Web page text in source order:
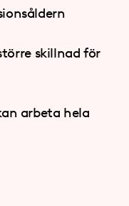
skillnad för
arbeta hela